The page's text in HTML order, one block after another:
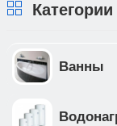
Категории
Ванны